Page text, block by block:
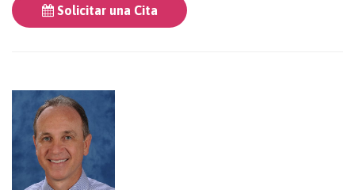
Solicitar una Cita